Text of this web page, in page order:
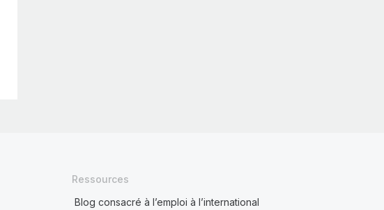
Ressources
Blog consacré à l’emploi à l’international